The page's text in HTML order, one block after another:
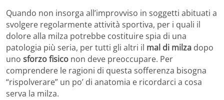
Quando non insorga all’improvviso in soggetti abituati a
svolgere regolarmente attività sportiva, per i quali il
dolore alla milza potrebbe costituire spia di una
patologia più seria, per tutti gli altri il mal di milza dopo
uno sforzo fisico non deve preoccupare. Per
comprendere le ragioni di questa sofferenza bisogna
“rispolverare” un po’ di anatomia e ricordarci a cosa
serva la milza.